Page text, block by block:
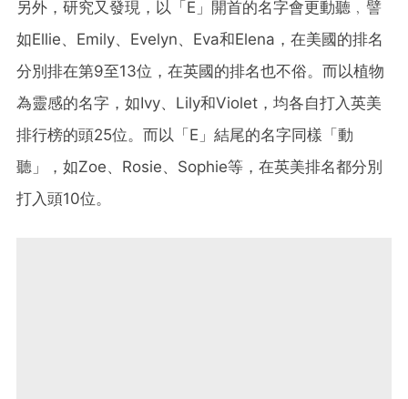
另外，研究又發現，以「E」開首的名字會更動聽﹐譬
如Ellie、Emily、Evelyn、Eva和Elena，在美國的排名
分別排在第9至13位，在英國的排名也不俗。而以植物
為靈感的名字，如Ivy、Lily和Violet，均各自打入英美
排行榜的頭25位。而以「E」結尾的名字同樣「動
聽」，如Zoe、Rosie、Sophie等，在英美排名都分別
打入頭10位。